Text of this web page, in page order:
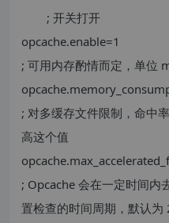
; 开关打开
opcache.enable=1
; 可用内存酌情而定，单位
; 对多缓存文件限制，命中
高这个值
; Opcache 会在一定时间内
置检查的时间周期，默认为